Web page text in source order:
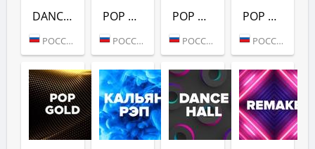
DANCE GOLD 2020S (DFM)
РОССИЯ (МОСКВА)
POP GOLD 2000S (DFM)
РОССИЯ (МОСКВА)
POP GOLD 2010S (DFM)
РОССИЯ (МОСКВА)
POP GOLD 2020S (DFM)
РОССИЯ (МОСКВА)